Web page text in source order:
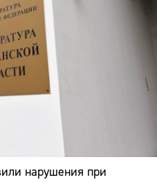
нарушения при